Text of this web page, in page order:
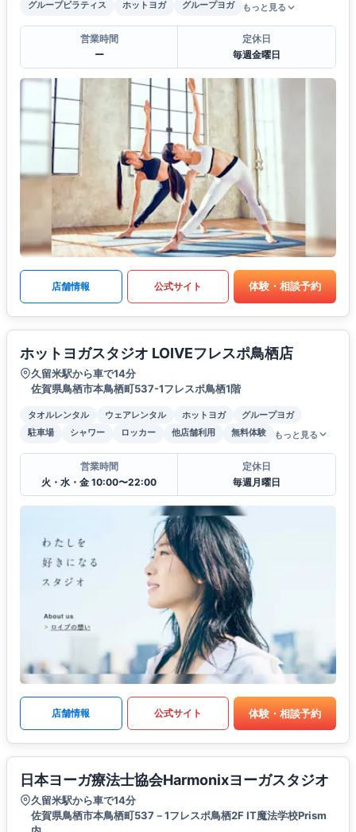
グループピラティス
ホットヨガ グループヨガ もっと見る
営業時間
ー
定休日
毎週金曜日
店舗情報 公式サイト 体験・相談予約
ホットヨガスタジオ LOIVEフレスポ鳥栖店
久留米駅から車で14分
佐賀県鳥栖市本鳥栖町537-1フレスポ鳥栖1階
タオルレンタル ウェアレンタル ホットヨガ
グループヨガ
駐車場
シャワー ロッカー 他店舗利用 無料体験 もっと見る
営業時間
火・水・金 10:00〜22:00
定休日
毎週月曜日
店舗情報 公式サイト 体験・相談予約
日本ヨーガ療法士協会Harmonixヨーガスタジオ
久留米駅から車で14分
佐賀県鳥栖市本鳥栖町537－1フレスポ鳥栖2F IT魔法学校Prism